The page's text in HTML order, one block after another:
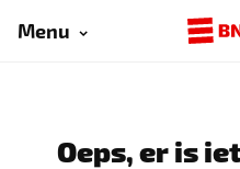
Menu
Oeps, er is